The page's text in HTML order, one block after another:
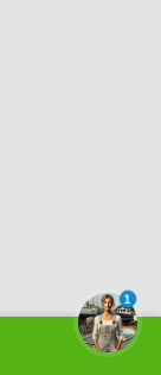
bv
1